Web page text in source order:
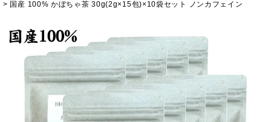
国産 100% かぼちゃ茶 30g(2g×15包)×10袋セット ノンカフェイン